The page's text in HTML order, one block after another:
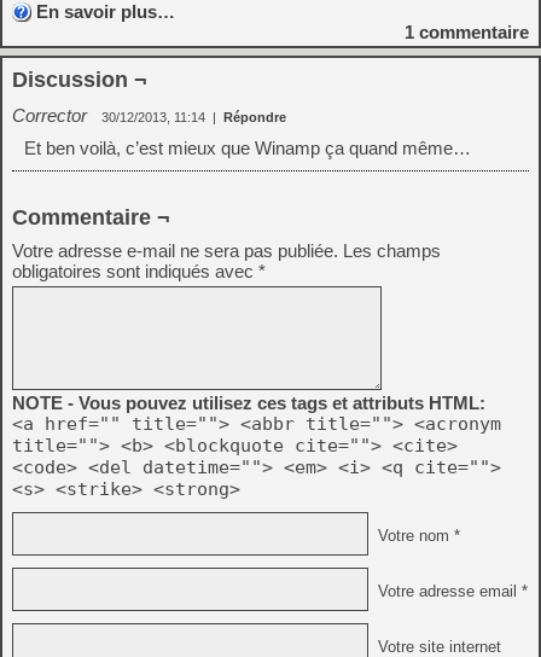
En savoir plus…
1 commentaire
Discussion ¬
Corrector 30/12/2013, 11:14 | Répondre
Et ben voilà, c’est mieux que Winamp ça quand même…
Commentaire ¬
Votre adresse e-mail ne sera pas publiée. Les champs
obligatoires sont indiqués avec *
NOTE - Vous pouvez utilisez ces tags et attributs HTML:
<a href="" title=""> <abbr title=""> <acronym
title=""> <b> <blockquote cite=""> <cite>
<code> <del datetime=""> <em> <i> <q cite="">
<s> <strike> <strong>
Votre nom *
Votre adresse email *
Votre site internet